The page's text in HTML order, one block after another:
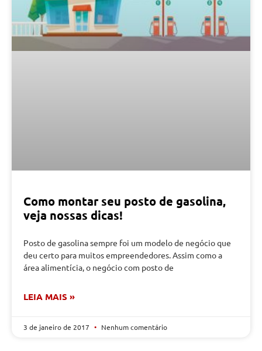
Como montar seu posto de gasolina,
veja nossas dicas!
Posto de gasolina sempre foi um modelo de negócio que
deu certo para muitos empreendedores. Assim como a
área alimentícia, o negócio com posto de
LEIA MAIS »
3 de janeiro de 2017 Nenhum comentário